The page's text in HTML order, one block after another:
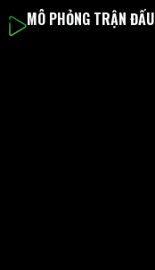
MÔ PHỎNG TRẬN ĐẤU